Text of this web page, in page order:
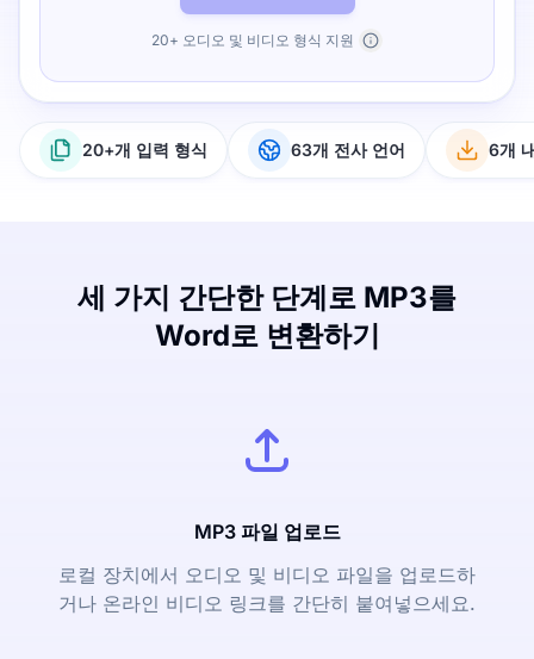
20+ 오디오 및 비디오 형식 지원
20+개 입력 형식 63개 전사 언어 6개
세 가지 간단한 단계로 MP3를
Word로 변환하기
MP3 파일 업로드
로컬 장치에서 오디오 및 비디오 파일을 업로드하
거나 온라인 비디오 링크를 간단히 붙여넣으세요.